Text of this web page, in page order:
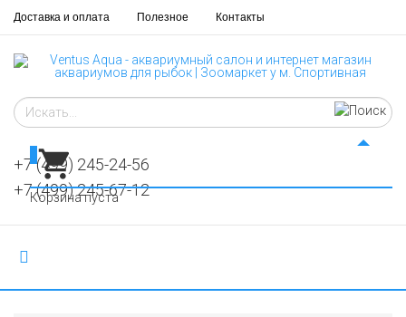
Доставка и оплата Полезное Контакты
+7 (499) 245-24-56
+7 (499) 245-67-12
Корзина пуста